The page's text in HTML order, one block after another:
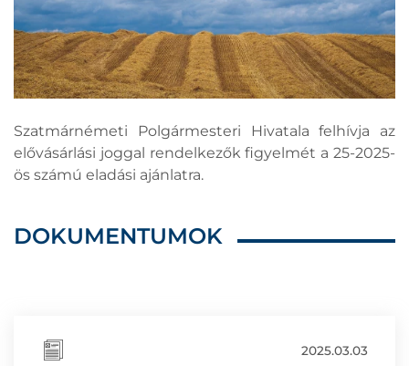
Szatmárnémeti Polgármesteri Hivatala felhívja az
elővásárlási joggal rendelkezők figyelmét a 25-2025-
ös számú eladási ajánlatra.
DOKUMENTUMOK
2025.03.03